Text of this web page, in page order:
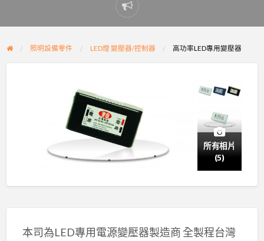
Report
problem
照明設備零件 LED燈 變壓器/控制器 高功率LED專用變壓器
所有相片
(5)
本司為LED專用電源變壓器製造商 全製程台灣